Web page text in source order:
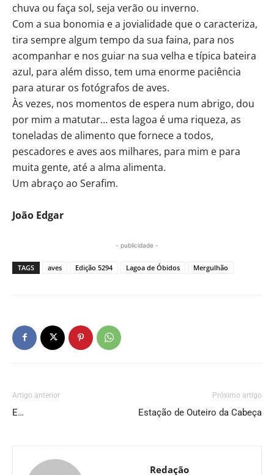
chuva ou faça sol, seja verão ou inverno.
Com a sua bonomia e a jovialidade que o caracteriza,
tira sempre algum tempo da sua faina, para nos
acompanhar e nos guiar na sua velha e típica bateira
azul, para além disso, tem uma enorme paciência
para aturar os fotógrafos de aves.
Às vezes, nos momentos de espera num abrigo, dou
por mim a matutar… esta lagoa é uma riqueza, as
toneladas de alimento que fornece a todos,
pescadores e aves aos milhares, para mim e para
muita gente, até a alma alimenta.
Um abraço ao Serafim.
João Edgar
- publicidade -
TAGS aves Edição 5294 Lagoa de Óbidos Mergulhão
Artigo anterior
E…
Próximo artigo
Estação de Outeiro da Cabeça
Redação